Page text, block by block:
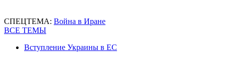
СПЕЦТЕМА: Война в Иране
ВСЕ ТЕМЫ
Вступление Украины в ЕС